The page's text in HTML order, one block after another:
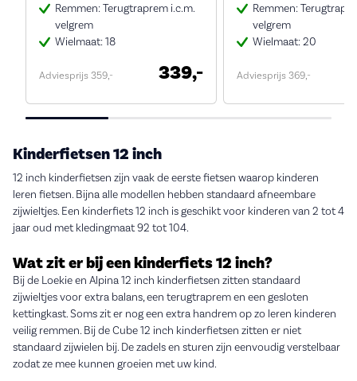
Remmen: Terugtraprem i.c.m.
velgrem
Wielmaat: 18
Adviesprijs 359,- 339,-
Remmen:
velgrem
Wielmaat: 20
Adviesprijs 369,-
Kinderfietsen 12 inch
12 inch kinderfietsen zijn vaak de eerste fietsen waarop kinderen
leren fietsen. Bijna alle modellen hebben standaard afneembare
zijwieltjes. Een kinderfiets 12 inch is geschikt voor kinderen van 2 tot 4
jaar oud met kledingmaat 92 tot 104.
Wat zit er bij een kinderfiets 12 inch?
Bij de Loekie en Alpina 12 inch kinderfietsen zitten standaard
zijwieltjes voor extra balans, een terugtraprem en een gesloten
kettingkast. Soms zit er nog een extra handrem op zo leren kinderen
veilig remmen. Bij de Cube 12 inch kinderfietsen zitten er niet
standaard zijwielen bij. De zadels en sturen zijn eenvoudig verstelbaar
zodat ze mee kunnen groeien met uw kind.